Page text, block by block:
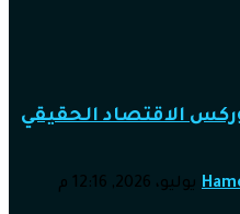
الاقتصاد الحقيقي